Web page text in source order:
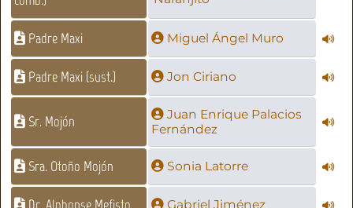
Padre Maxi Miguel Ángel Muro
Padre Maxi (sust.) Jon Ciriano
Sr. Mojón
Juan Enrique Palacios
Fernández
Sra. Otoño Mojón Sonia Latorre
Gabriel Jiménez